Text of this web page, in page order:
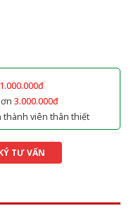
1.000.000đ
3.000.000đ
thành viên thân thiết
TƯ VẤN